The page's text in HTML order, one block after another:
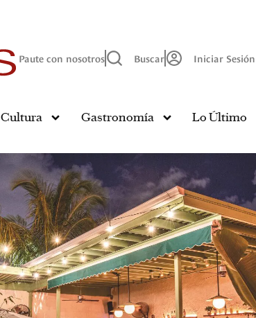
Paute con nosotros Buscar Iniciar Sesión
Cultura Gastronomía Lo Último